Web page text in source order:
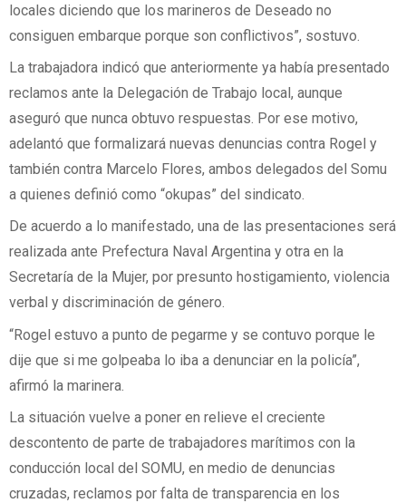
locales diciendo que los marineros de Deseado no
consiguen embarque porque son conflictivos”, sostuvo.
La trabajadora indicó que anteriormente ya había presentado
reclamos ante la Delegación de Trabajo local, aunque
aseguró que nunca obtuvo respuestas. Por ese motivo,
adelantó que formalizará nuevas denuncias contra Rogel y
también contra Marcelo Flores, ambos delegados del Somu
a quienes definió como “okupas” del sindicato.
De acuerdo a lo manifestado, una de las presentaciones será
realizada ante Prefectura Naval Argentina y otra en la
Secretaría de la Mujer, por presunto hostigamiento, violencia
verbal y discriminación de género.
“Rogel estuvo a punto de pegarme y se contuvo porque le
dije que si me golpeaba lo iba a denunciar en la policía”,
afirmó la marinera.
La situación vuelve a poner en relieve el creciente
descontento de parte de trabajadores marítimos con la
conducción local del SOMU, en medio de denuncias
cruzadas, reclamos por falta de transparencia en los